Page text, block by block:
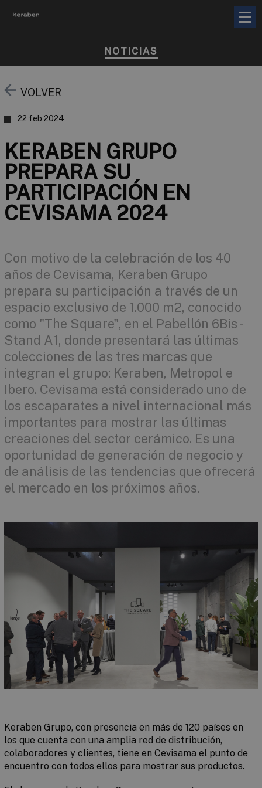
NOTICIAS
VOLVER
22 feb 2024
KERABEN GRUPO
PREPARA SU
PARTICIPACIÓN EN
CEVISAMA 2024
Con motivo de la celebración de los 40
años de Cevisama, Keraben Grupo
prepara su participación a través de un
espacio exclusivo de 1.000 m2, conocido
como "The Square", en el Pabellón 6Bis -
Stand A1, donde presentará las últimas
colecciones de las tres marcas que
integran el grupo: Keraben, Metropol e
Ibero. Cevisama está considerado uno de
los escaparates a nivel internacional más
importantes para mostrar las últimas
creaciones del sector cerámico. Es una
oportunidad de generación de negocio y
de análisis de las tendencias que ofrecerá
el mercado en los próximos años.
Keraben Grupo, con presencia en más de 120 países en
los que cuenta con una amplia red de distribución,
colaboradores y clientes, tiene en Cevisama el punto de
encuentro con todos ellos para mostrar sus productos.